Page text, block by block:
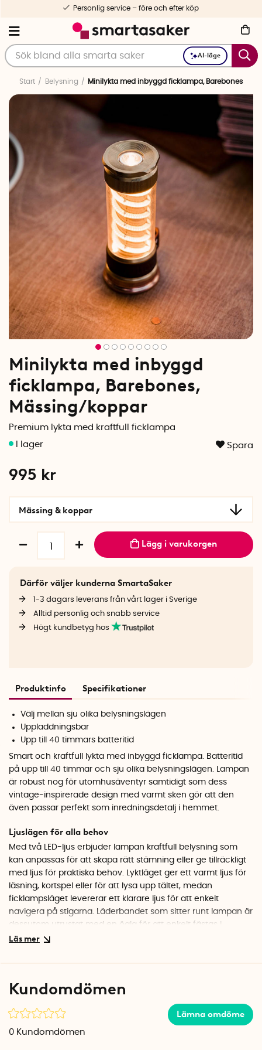
AI-läge
Personlig service – före och efter köp
Start Belysning Minilykta med inbyggd ficklampa, Barebones
Minilykta med inbyggd
ficklampa, Barebones,
Mässing/koppar
Premium lykta med kraftfull ficklampa
Spara
995 kr
Mässing & koppar
Lägg i varukorgen
Därför väljer kunderna SmartaSaker
1-3 dagars leverans från vårt lager i Sverige
Alltid personlig och snabb service
Högt kundbetyg hos
Produktinfo Specifikationer
Välj mellan sju olika belysningslägen
Uppladdningsbar
Upp till 40 timmars batteritid
Smart och kraftfull lykta med inbyggd ficklampa. Batteritid
på upp till 40 timmar och sju olika belysningslägen. Lampan
är robust nog för utomhusäventyr samtidigt som dess
vintage-inspirerade design med varmt sken gör att den
även passar perfekt som inredningsdetalj i hemmet.
Ljuslägen för alla behov
Med två LED-ljus erbjuder lampan kraftfull belysning som
kan anpassas för att skapa rätt stämning eller ge tillräckligt
med ljus för praktiska behov. Lyktläget ger ett varmt ljus för
läsning, kortspel eller för att lysa upp tältet, medan
ficklampsläget levererar ett klarare ljus för att enkelt
navigera på stigarna. Läderbandet som sitter runt lampan är
dessutom utrustat med en ögla för att enkelt fästas i
karbinhake eller liknande.
inställning och 4,5 timmar på hög inställning. Ficklampsläget
lyser upp till 70 timmar på låg inställning och 7 timmar på
hög inställning. Lampan återuppladdas enkelt med den
medföljande USB-C-kabeln. Uttaget är placerat bakom
Kundomdömen
Lämna omdöme
0 Kundomdömen